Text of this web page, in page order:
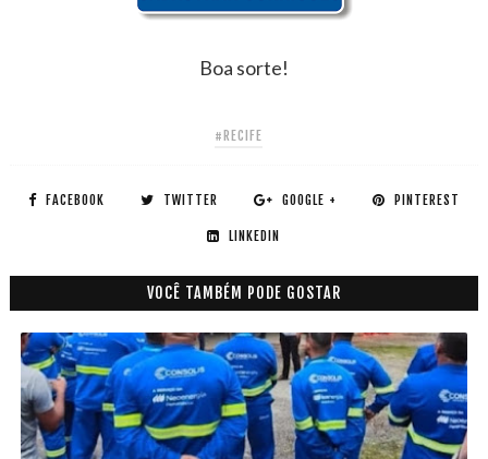
Boa sorte!
#RECIFE
FACEBOOK TWITTER GOOGLE + PINTEREST
LINKEDIN
VOCÊ TAMBÉM PODE GOSTAR